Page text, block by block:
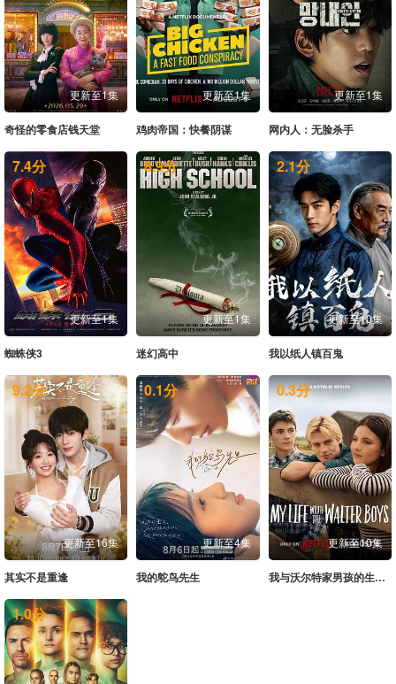
20260612中 20260612下 20260613未播 20260614未播
20260617未播 20260618尝鲜 20260619上 20260619中
20260619下 20260619纯享 20260620未播 20260621未播
20260623爱撩专访 20260624未播 20260625尝鲜 20260626上
20260626中 20260626下 20260626纯享 20260627未播
20260628未播
更新至1集
奇怪的零食店钱天堂
更新至1集
鸡肉帝国：快餐阴谋
更新至1集
网内人：无脸杀手
7.4分
更新至1集
蜘蛛侠3
8.9分
更新至1集
迷幻高中
2.1分
更新至10集
我以纸人镇百鬼
9.2分
更新至16集
其实不是重逢
0.1分
更新至4集
我的鸵鸟先生
0.3分
更新至10集
我与沃尔特家男孩的生活第三季
1.0分